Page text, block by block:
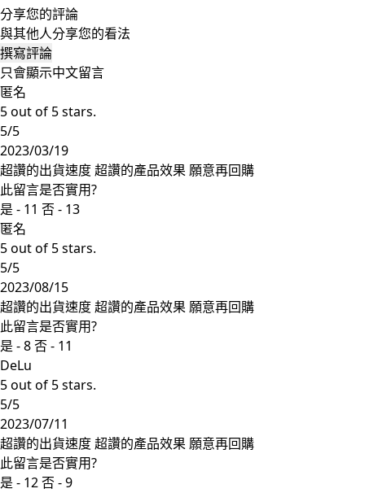
分享您的評論
與其他人分享您的看法
撰寫評論
只會顯示中文留言
匿名
5 out of 5 stars.
5/5
2023/03/19
超讚的出貨速度 超讚的產品效果 願意再回購
此留言是否實用?
是 - 11 否 - 13
匿名
5 out of 5 stars.
5/5
2023/08/15
超讚的出貨速度 超讚的產品效果 願意再回購
此留言是否實用?
是 -8否 - 11
DeLu
5 out of 5 stars.
5/5
2023/07/11
超讚的出貨速度 超讚的產品效果 願意再回購
此留言是否實用?
是 - 12否 -9